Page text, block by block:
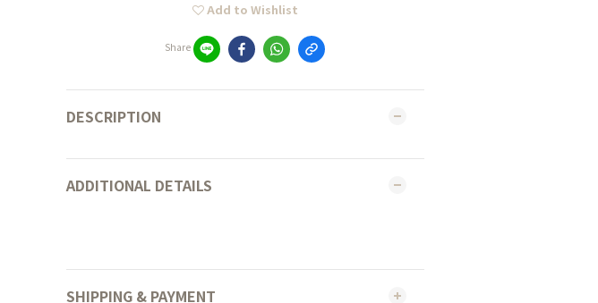
Add to Wishlist
Share
DESCRIPTION
ADDITIONAL DETAILS
SHIPPING & PAYMENT